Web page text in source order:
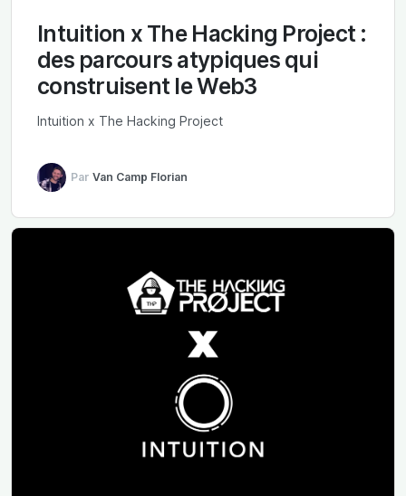
Intuition x The Hacking Project :
des parcours atypiques qui
construisent le Web3
Intuition x The Hacking Project
Par Van Camp Florian